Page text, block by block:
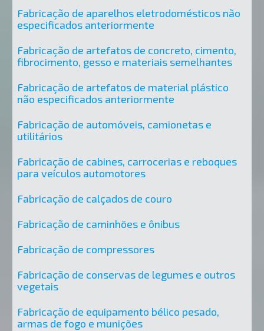
Fabricação de aparelhos eletrodomésticos não
especificados anteriormente
Fabricação de artefatos de concreto, cimento,
fibrocimento, gesso e materiais semelhantes
Fabricação de artefatos de material plástico
não especificados anteriormente
Fabricação de automóveis, camionetas e
utilitários
Fabricação de cabines, carrocerias e reboques
para veículos automotores
Fabricação de calçados de couro
Fabricação de caminhões e ônibus
Fabricação de compressores
Fabricação de conservas de legumes e outros
vegetais
Fabricação de equipamento bélico pesado,
armas de fogo e munições